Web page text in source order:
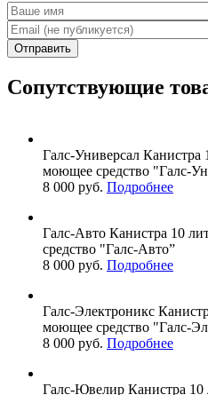
Отправить
Сопутствующие
Галс-Универсал Канистра
моющее средство "Галс-
8 000 руб. Подробнее
Галс-Авто Канистра 10
средство "Галс-Авто”
8 000 руб. Подробнее
Галс-Электроникс
моющее средство "Галс-
8 000 руб. Подробнее
Галс-Ювелир Канистра 10